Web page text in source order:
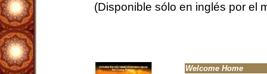
(Disponible sólo en inglés por el
Welcome Home